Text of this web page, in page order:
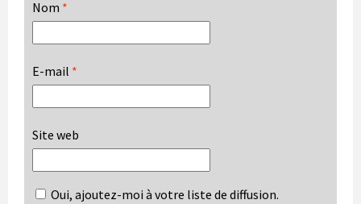
Nom *
E-mail *
Site web
Oui, ajoutez-moi à votre liste de diffusion.